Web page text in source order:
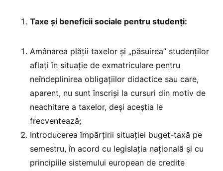
Taxe și beneficii sociale pentru studenți:
Amânarea plăţii taxelor şi „păsuirea” studenţilor
aflaţi în situaţie de exmatriculare pentru
neîndeplinirea obligaţiilor didactice sau care,
aparent, nu sunt înscriși la cursuri din motiv de
neachitare a taxelor, deși aceștia le
frecventează;
Introducerea împărțirii situației buget-taxă pe
semestru, în acord cu legislația națională și cu
principiile sistemului european de credite